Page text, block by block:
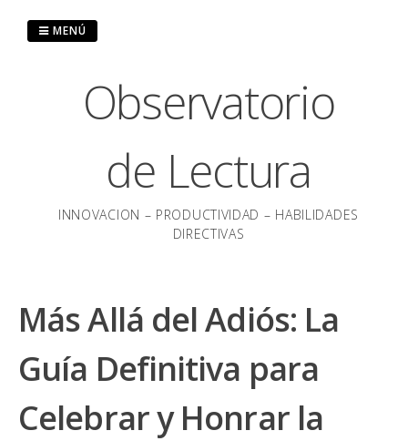
Observatorio
de Lectura
INNOVACION – PRODUCTIVIDAD – HABILIDADES
DIRECTIVAS
MENÚ
Más Allá del Adiós: La
Guía Definitiva para
Celebrar y Honrar la